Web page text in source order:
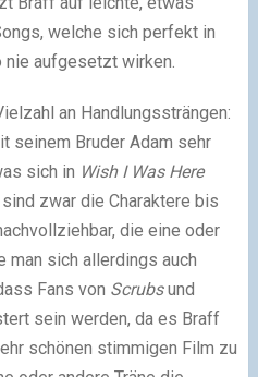
welche sich perfekt in
aufgesetzt wirken.
an Handlungssträngen:
seinem Bruder Adam sehr
sich in Wish I Was Here
zwar die Charaktere bis
die eine oder
man sich allerdings auch
Fans von Scrubsund
sein werden, da es Braff
schönen stimmigen Film zu